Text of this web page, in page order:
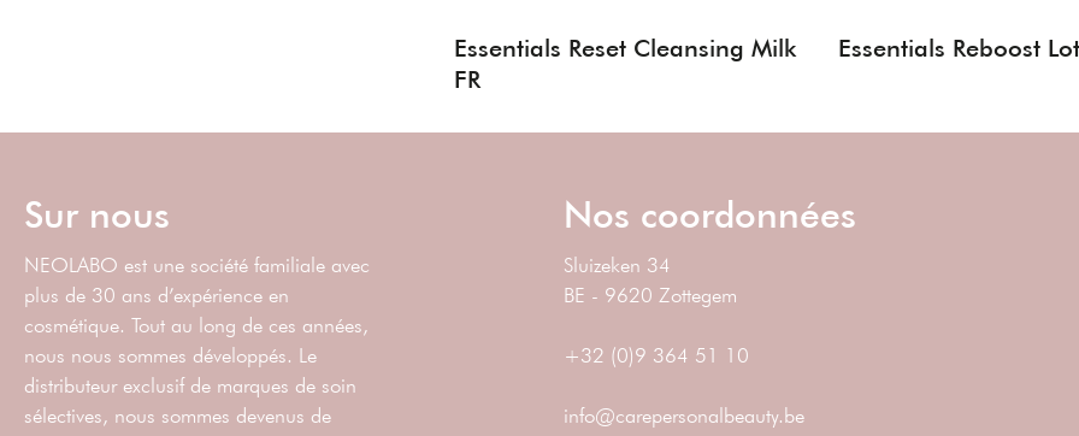
Essentials Reset Cleansing Milk
FR
Essentials Reboost
Sur nous
NEOLABO est une société familiale avec
plus de 30 ans d’expérience en
cosmétique. Tout au long de ces années,
nous nous sommes développés. Le
distributeur exclusif de marques de soin
sélectives, nous sommes devenus de
Nos coordonnées
Sluizeken 34
BE - 9620 Zottegem
+32 (0)9 364 51 10
info@carepersonalbeauty.be